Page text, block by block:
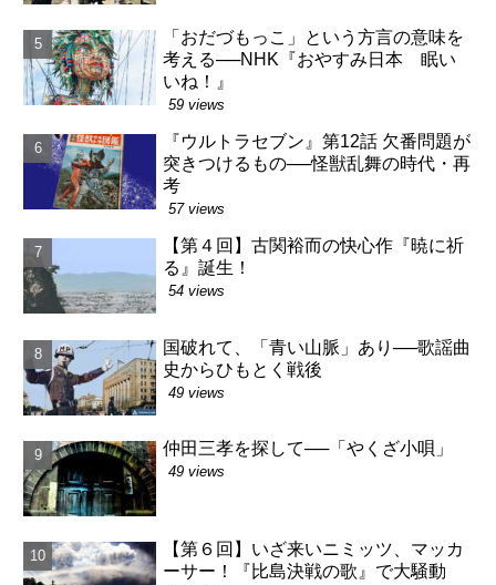
「おだづもっこ」という方言の意味を
考える──NHK『おやすみ日本 眠い
いね！』
59 views
『ウルトラセブン』第12話 欠番問題が
突きつけるもの──怪獣乱舞の時代・再
考
57 views
【第４回】古関裕而の快心作『暁に祈
る』誕生！
54 views
国破れて、「青い山脈」あり──歌謡曲
史からひもとく戦後
49 views
仲田三孝を探して──「やくざ小唄」
49 views
【第６回】いざ来いニミッツ、マッカ
ーサー！『比島決戦の歌』で大騒動